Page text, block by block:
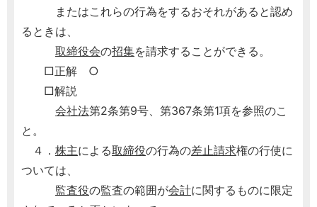
またはこれらの行為をするおそれがあると認め
るときは、
取締役会の招集を請求することができる。
□正解 ○
□解説
会社法第2条第9号、第367条第1項を参照のこ
と。
４． 株主による取締役の行為の差止請求権の行使に
ついては、
監査役の監査の範囲が会計に関するものに限定